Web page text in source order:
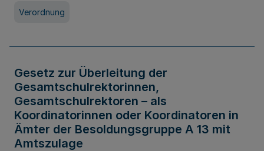
Verordnung
Gesetz zur Überleitung der
Gesamtschulrektorinnen,
Gesamtschulrektoren – als
Koordinatorinnen oder Koordinatoren in
Ämter der Besoldungsgruppe A 13 mit
Amtszulage